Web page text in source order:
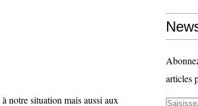
notre situation mais aussi aux
articles